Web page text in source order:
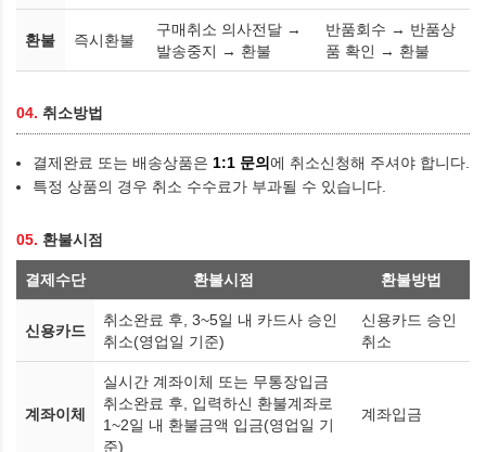
환불 즉시환불
구매취소 의사전달 →
발송중지 → 환불
반품회수 → 반품상
품 확인 → 환불
04. 취소방법
결제완료 또는 배송상품은 1:1 문의에 취소신청해 주셔야 합니다.
특정 상품의 경우 취소 수수료가 부과될 수 있습니다.
05. 환불시점
결제수단 환불시점 환불방법
신용카드
취소완료 후, 3~5일 내 카드사 승인
취소(영업일 기준)
신용카드 승인
취소
계좌이체
실시간 계좌이체 또는 무통장입금
취소완료 후, 입력하신 환불계좌로
1~2일 내 환불금액 입금(영업일 기
준)
계좌입금